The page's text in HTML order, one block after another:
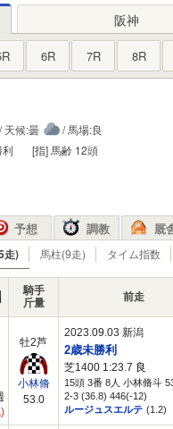
阪神
6R 7R 8R
天候:曇
/ 馬場:良
[指] 馬齢 12頭
予想 調教 厩
走) 馬柱(9走) タイム指数
騎手
斤量
前走
牡2芦
小林脩
53.0
2023.09.03 新潟
2歳未勝利
芝1400 1:23.7 良
15頭 3番 8人 小林脩斗
2-3 (36.8) 446(-12)
ルージュスエルテ (1.2)